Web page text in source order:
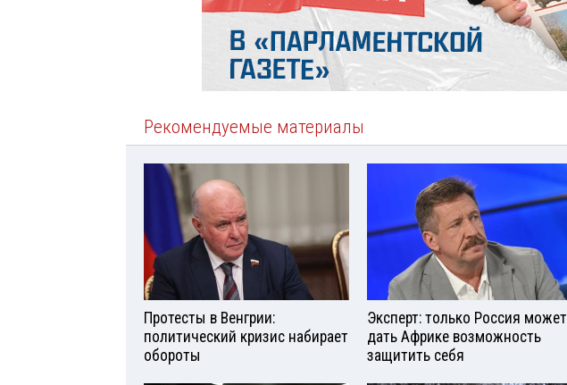
Рекомендуемые материалы
Протесты в Венгрии:
политический кризис набирает
обороты
Эксперт: только Россия может
дать Африке возможность
защитить себя